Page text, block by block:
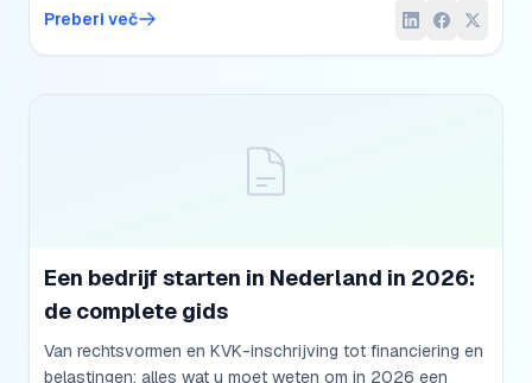
Preberi več
Een bedrijf starten in Nederland in 2026:
de complete gids
Van rechtsvormen en KVK-inschrijving tot financiering en
belastingen: alles wat u moet weten om in 2026 een